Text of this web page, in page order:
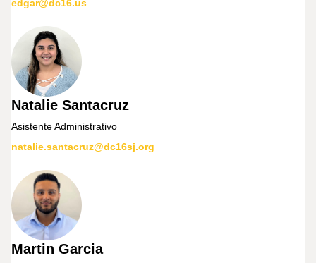
edgar@dc16.us
Natalie Santacruz
Asistente Administrativo
natalie.santacruz@dc16sj.org
Martin Garcia